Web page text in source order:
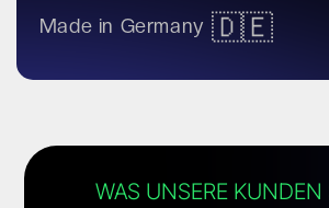
Made in Germany 🇩🇪
WAS UNSERE KUNDEN